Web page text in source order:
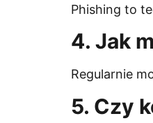
Phishing to
4. Jak
Regularnie
5. Czy